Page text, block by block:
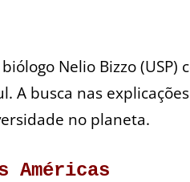
Nelio Bizzo (USP)
A busca nas
no planeta.
Américas